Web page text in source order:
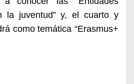
la juventud” y, el cuarto y
como temática “Erasmus+